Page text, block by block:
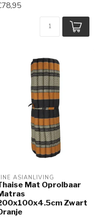
ASIANLIVING
Mat Oprolbaar
Zwart